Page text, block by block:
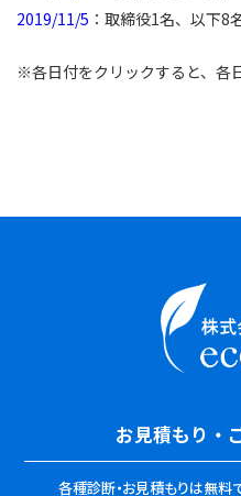
2019/11/5 ：取締役1名、以下8
※各日付をクリックすると、各
お見積もり・
各種診断・お見積もりは無料で